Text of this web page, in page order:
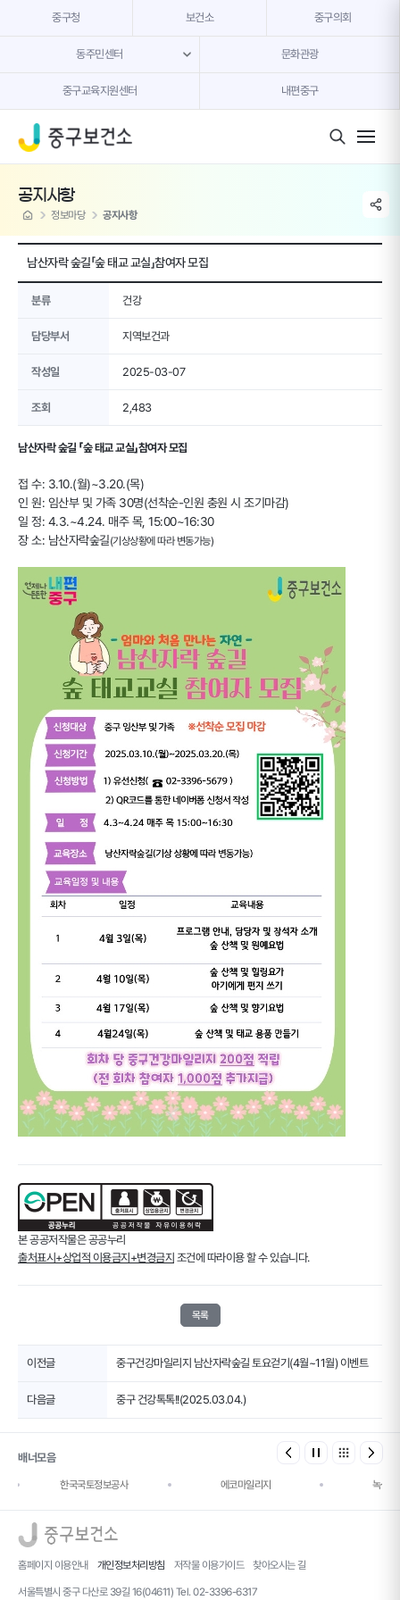
중구청 보건소 중구의회
동주민센터 문화관광
중구교육지원센터 내편중구
공지사항
home 정보마당 공지사항
share
남산자락 숲길「숲 태교 교실」참여자 모집
분류 건강
담당부서 지역보건과
작성일 2025-03-07
조회 2,483
남산자락 숲길 「숲 태교 교실」참여자 모집
접 수: 3.10.(월)~3.20.(목)
인 원: 임산부 및 가족 30명(선착순-인원 충원 시 조기마감)
일 정: 4.3.~4.24. 매주 목, 15:00~16:30
장 소: 남산자락숲길(기상상황에 따라 변동가능)
본 공공저작물은 공공누리
출처표시+상업적 이용금지+변경금지 조건에 따라이용 할 수 있습니다.
목록
이전글 중구건강마일리지 남산자락숲길 토요걷기(4월~11월) 이벤트
다음글 중구 건강톡톡!!(2025.03.04.)
배너모음
한국국토정보공사 에코마일리지 녹색건
홈페이지 이용안내 개인정보처리방침 저작물 이용가이드 찾아오시는 길
서울특별시 중구 다산로 39길 16(04611) Tel. 02-3396-6317